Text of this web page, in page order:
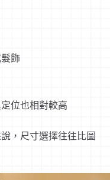
飾
位也相對較高
，尺寸選擇往往比圖